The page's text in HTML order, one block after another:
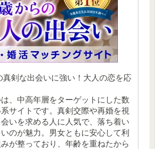
真剣な出会いに強い！大人の恋を応
、中高年層をターゲットにした数
サイトです。真剣交際や再婚を視
いを求める人に人気で、落ち着い
のが魅力。男女ともに安心して利
が整っており、年齢を重ねたから